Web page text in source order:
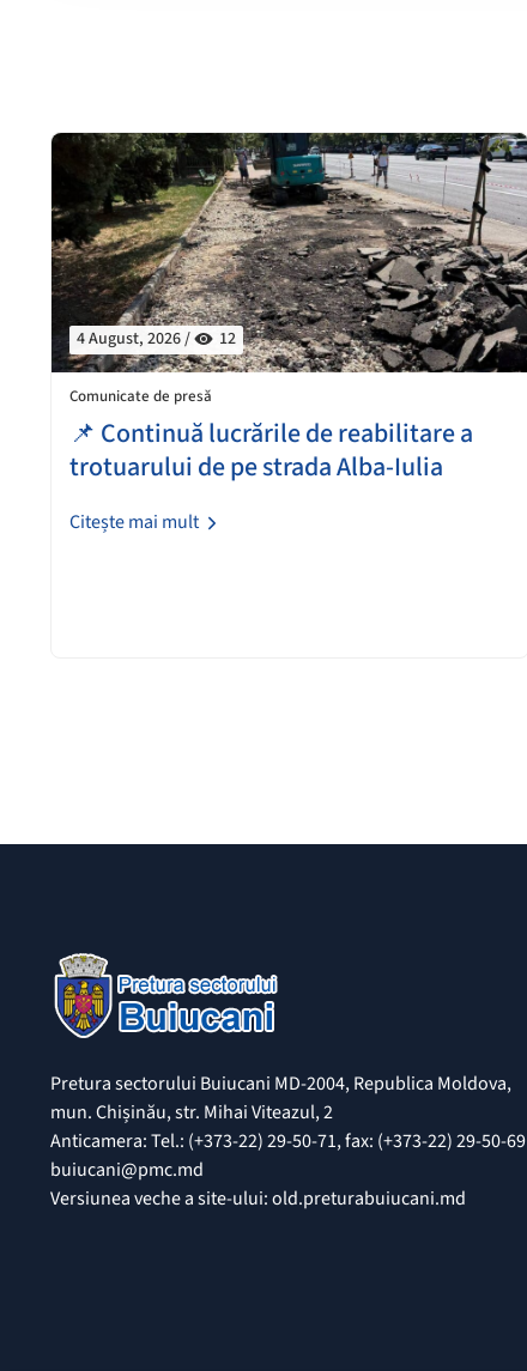
4 August, 2026 / 12
Comunicate de presă
📌 Continuă lucrările de reabilitare a
trotuarului de pe strada Alba-Iulia
Citește mai mult
Pretura sectorului Buiucani MD-2004, Republica Moldova,
mun. Chișinău, str. Mihai Viteazul, 2
Anticamera: Tel.: (+373-22) 29-50-71, fax: (+373-22) 29-50-69
buiucani@pmc.md
Versiunea veche a site-ului: old.preturabuiucani.md